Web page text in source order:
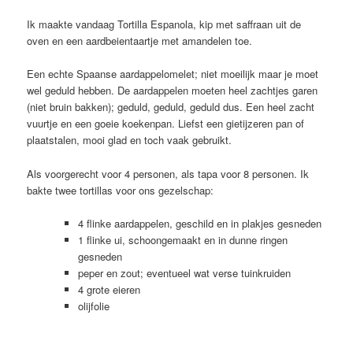
Ik maakte vandaag Tortilla Espanola, kip met saffraan uit de
oven en een aardbeientaartje met amandelen toe.
Een echte Spaanse aardappelomelet; niet moeilijk maar je moet
wel geduld hebben. De aardappelen moeten heel zachtjes garen
(niet bruin bakken); geduld, geduld, geduld dus. Een heel zacht
vuurtje en een goeie koekenpan. Liefst een gietijzeren pan of
plaatstalen, mooi glad en toch vaak gebruikt.
Als voorgerecht voor 4 personen, als tapa voor 8 personen. Ik
bakte twee tortillas voor ons gezelschap:
4 flinke aardappelen, geschild en in plakjes gesneden
1 flinke ui, schoongemaakt en in dunne ringen
gesneden
peper en zout; eventueel wat verse tuinkruiden
4 grote eieren
olijfolie